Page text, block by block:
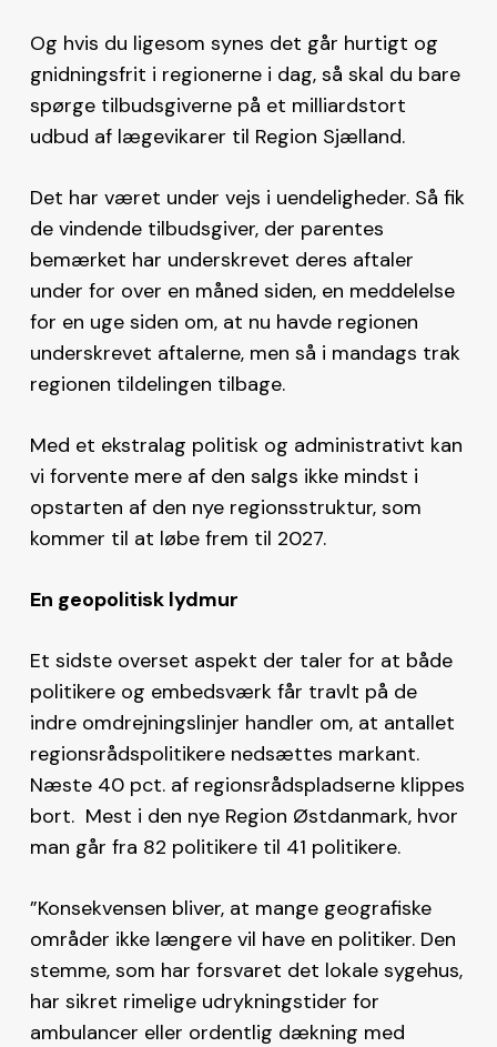
Og hvis du ligesom synes det går hurtigt og
gnidningsfrit i regionerne i dag, så skal du bare
spørge tilbudsgiverne på et milliardstort
udbud af lægevikarer til Region Sjælland.
Det har været under vejs i uendeligheder. Så fik
de vindende tilbudsgiver, der parentes
bemærket har underskrevet deres aftaler
under for over en måned siden, en meddelelse
for en uge siden om, at nu havde regionen
underskrevet aftalerne, men så i mandags trak
regionen tildelingen tilbage.
Med et ekstralag politisk og administrativt kan
vi forvente mere af den salgs ikke mindst i
opstarten af den nye regionsstruktur, som
kommer til at løbe frem til 2027.
En geopolitisk lydmur
Et sidste overset aspekt der taler for at både
politikere og embedsværk får travlt på de
indre omdrejningslinjer handler om, at antallet
regionsrådspolitikere nedsættes markant.
Næste 40 pct. af regionsrådspladserne klippes
bort. Mest i den nye Region Østdanmark, hvor
man går fra 82 politikere til 41 politikere.
”Konsekvensen bliver, at mange geografiske
områder ikke længere vil have en politiker. Den
stemme, som har forsvaret det lokale sygehus,
har sikret rimelige udrykningstider for
ambulancer eller ordentlig dækning med